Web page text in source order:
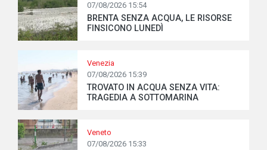
07/08/2026 15:54
BRENTA SENZA ACQUA, LE RISORSE
FINSICONO LUNEDÌ
Venezia
07/08/2026 15:39
TROVATO IN ACQUA SENZA VITA:
TRAGEDIA A SOTTOMARINA
Veneto
07/08/2026 15:33